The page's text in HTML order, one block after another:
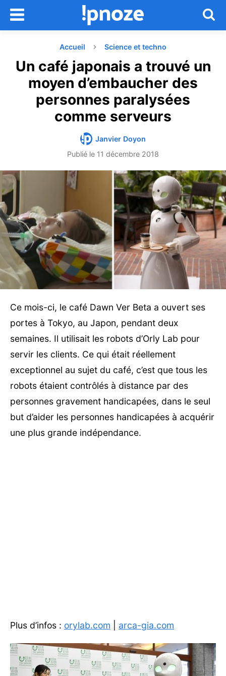
Accueil Science et techno
Un café japonais a trouvé un
moyen d’embaucher des
personnes paralysées
comme serveurs
Janvier Doyon
Publié le 11 décembre 2018
Ce mois-ci, le café Dawn Ver Beta a ouvert ses
portes à Tokyo, au Japon, pendant deux
semaines. Il utilisait les robots d’Orly Lab pour
servir les clients. Ce qui était réellement
exceptionnel au sujet du café, c’est que tous les
robots étaient contrôlés à distance par des
personnes gravement handicapées, dans le seul
but d’aider les personnes handicapées à acquérir
une plus grande indépendance.
Plus d’infos : orylab.com arca-gia.com